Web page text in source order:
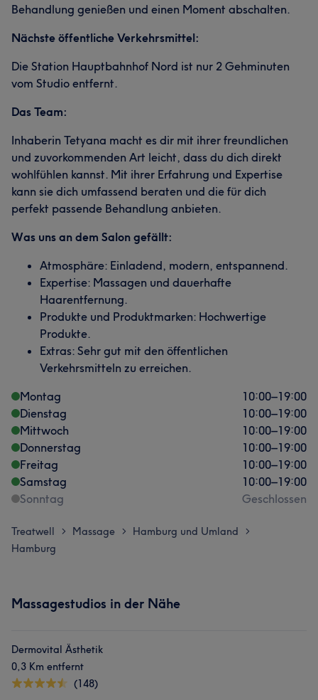
Behandlung genießen und einen Moment abschalten.
Nächste öffentliche Verkehrsmittel:
Die Station Hauptbahnhof Nord ist nur 2 Gehminuten
vom Studio entfernt.
Das Team:
Inhaberin Tetyana macht es dir mit ihrer freundlichen
und zuvorkommenden Art leicht, dass du dich direkt
wohlfühlen kannst. Mit ihrer Erfahrung und Expertise
kann sie dich umfassend beraten und die für dich
perfekt passende Behandlung anbieten.
Was uns an dem Salon gefällt:
Atmosphäre: Einladend, modern, entspannend.
Expertise: Massagen und dauerhafte
Haarentfernung.
Produkte und Produktmarken: Hochwertige
Produkte.
Extras: Sehr gut mit den öffentlichen
Verkehrsmitteln zu erreichen.
Montag
10:00–19:00
Dienstag
10:00–19:00
Mittwoch
10:00–19:00
Donnerstag
10:00–19:00
Freitag
10:00–19:00
Samstag
10:00–19:00
Sonntag
Geschlossen
Treatwell > Massage > Hamburg und Umland >
Hamburg
Massagestudios in der Nähe
Dermovital Ästhetik
0,3 Km entfernt
(148)